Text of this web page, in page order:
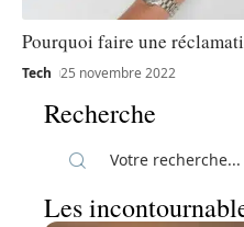
Pourquoi faire une
Tech 25 novembre 2022
Recherche
Les